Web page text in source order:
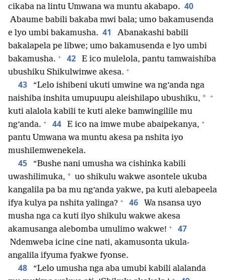
cikaba na lintu Umwana wa muntu akabapo. 40
Abaume babili bakaba mwi bala; umo bakamusenda
e lyo umbi bakamusha. 41
Abanakashi babili
bakalapela pe libwe; umo bakamusenda e lyo umbi
bakamusha. + 42
E ico mulelola, pantu tamwaishiba
ubushiku Shikulwinwe akesa. +
43
“Lelo ishibeni ukuti umwine wa ng’anda nga
naishiba inshita umupuupu aleishilapo ubushiku, * +
kuti alalola kabili te kuti aleke bamwingilile mu
ng’anda. + 44 E ico na imwe mube abaipekanya, +
pantu Umwana wa muntu akesa pa nshita iyo
mushilemwenekela.
45
“Bushe nani umusha wa cishinka kabili
uwashilimuka, * uo shikulu wakwe asontele ukuba
kangalila pa ba mu ng’anda yakwe, pa kuti alebapeela
ifya kulya pa nshita yalinga? + 46
Wa nsansa uyo
musha nga ca kuti ilyo shikulu wakwe akesa
akamusanga alebomba umulimo wakwe! + 47
Ndemweba icine cine nati, akamusonta ukula-
angalila ifyuma fyakwe fyonse.
48
“Lelo umusha nga aba umubi kabili alalanda